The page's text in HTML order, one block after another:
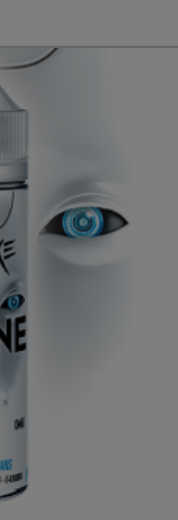
argent !
très
accro
riche,
: